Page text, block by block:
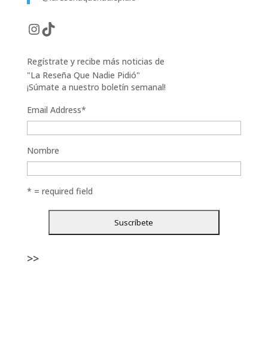
Instagram
TikTok
Regístrate y recibe más noticias de
"La Reseña Que Nadie Pidió"
¡Súmate a nuestro boletín semanal!
Email Address*
Nombre
* = required field
>>